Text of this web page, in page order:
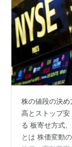
株の値段の決
高とストップ
る 板寄せ方式
とは 株価変動